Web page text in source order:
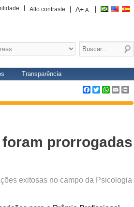
A+ A-
Alto contraste
Transparência
Facebook
TwitterWhatsApp
Email
prorrogadas
exitosas no campo da Psicologia